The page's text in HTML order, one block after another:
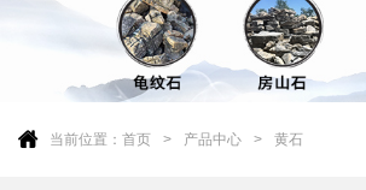
当前位置： 首页 产品中心 黄石